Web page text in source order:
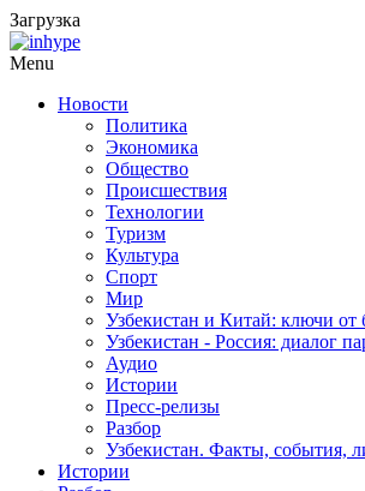
Загрузка
Menu
Новости
Политика
Экономика
Общество
Происшествия
Технологии
Туризм
Культура
Спорт
Мир
Узбекистан и Китай: ключи от
Узбекистан - Россия: диалог
Аудио
Истории
Пресс-релизы
Разбор
Узбекистан. Факты, события,
Истории